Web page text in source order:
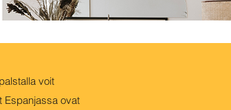
voit
Espanjassa ovat